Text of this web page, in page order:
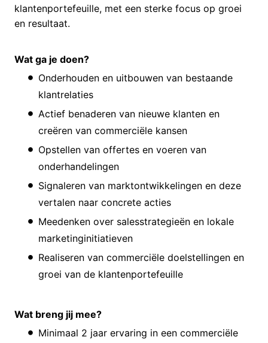
klantenportefeuille, met een sterke focus op groei
en resultaat.
Wat ga je doen?
Onderhouden en uitbouwen van bestaande
klantrelaties
Actief benaderen van nieuwe klanten en
creëren van commerciële kansen
Opstellen van offertes en voeren van
onderhandelingen
Signaleren van marktontwikkelingen en deze
vertalen naar concrete acties
Meedenken over salesstrategieën en lokale
marketinginitiatieven
Realiseren van commerciële doelstellingen en
groei van de klantenportefeuille
Wat breng jij mee?
Minimaal 2 jaar ervaring in een commerciële